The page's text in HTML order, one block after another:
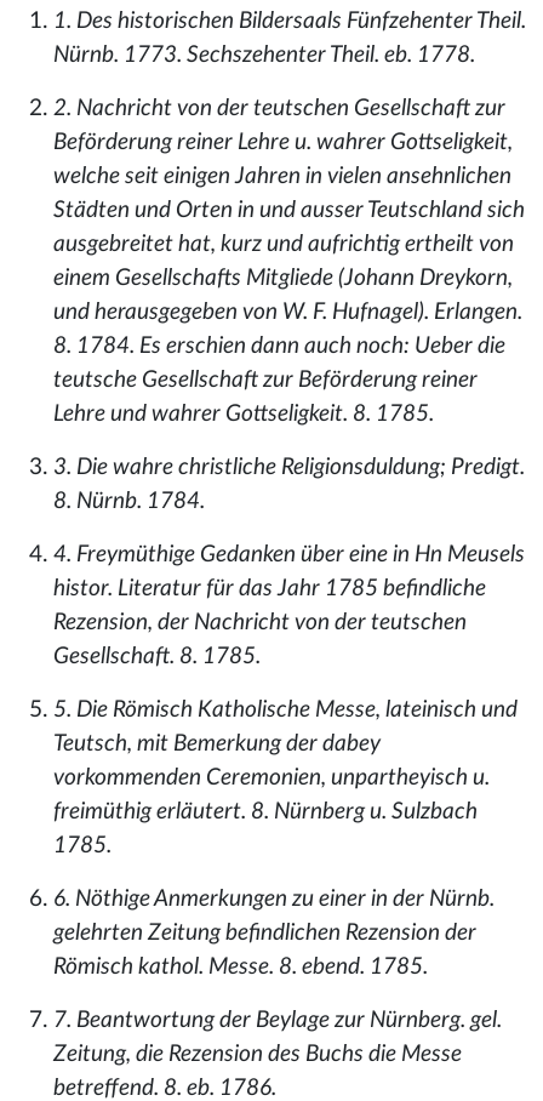
1. Des historischen Bildersaals Fünfzehenter Theil.
Nürnb. 1773. Sechszehenter Theil. eb. 1778.
2. Nachricht von der teutschen Gesellschaft zur
Beförderung reiner Lehre u. wahrer Gottseligkeit,
welche seit einigen Jahren in vielen ansehnlichen
Städten und Orten in und ausser Teutschland sich
ausgebreitet hat, kurz und aufrichtig ertheilt von
einem Gesellschafts Mitgliede (Johann Dreykorn,
und herausgegeben von W. F. Hufnagel). Erlangen.
8. 1784. Es erschien dann auch noch: Ueber die
teutsche Gesellschaft zur Beförderung reiner
Lehre und wahrer Gottseligkeit. 8. 1785.
3. Die wahre christliche Religionsduldung; Predigt.
8. Nürnb. 1784.
4. Freymüthige Gedanken über eine in Hn Meusels
histor. Literatur für das Jahr 1785 befindliche
Rezension, der Nachricht von der teutschen
Gesellschaft. 8. 1785.
5. Die Römisch Katholische Messe, lateinisch und
Teutsch, mit Bemerkung der dabey
vorkommenden Ceremonien, unpartheyisch u.
freimüthig erläutert. 8. Nürnberg u. Sulzbach
1785.
6. Nöthige Anmerkungen zu einer in der Nürnb.
gelehrten Zeitung befindlichen Rezension der
Römisch kathol. Messe. 8. ebend. 1785.
7. Beantwortung der Beylage zur Nürnberg. gel.
Zeitung, die Rezension des Buchs die Messe
betreffend. 8. eb. 1786.